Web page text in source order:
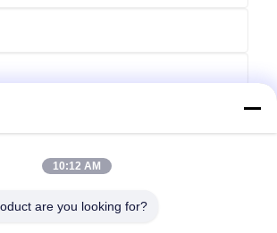
10:12 AM
are you looking for?